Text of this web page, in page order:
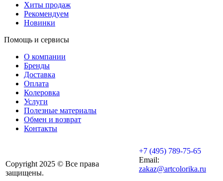
Хиты продаж
Рекомендуем
Новинки
Помощь и сервисы
О компании
Бренды
Доставка
Оплата
Колеровка
Услуги
Полезные материалы
Обмен и возврат
Контакты
Copyright 2025 © Все права
защищены.
+7 (495) 789-75-65
Email:
zakaz@artcolorika.ru